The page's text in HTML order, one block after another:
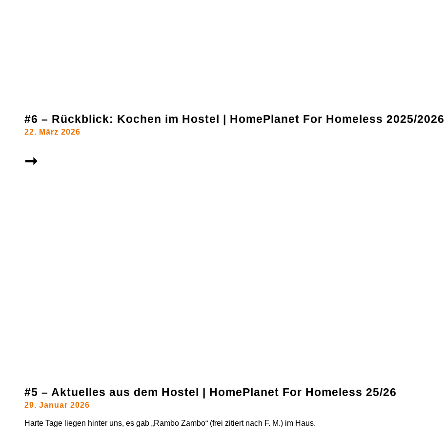
#6 – Rückblick: Kochen im Hostel | HomePlanet For Homeless 2025/2026
22. März 2026
➞
#5 – Aktuelles aus dem Hostel | HomePlanet For Homeless 25/26
29. Januar 2026
Harte Tage liegen hinter uns, es gab „Rambo Zambo“ (frei zitiert nach F. M.) im Haus.